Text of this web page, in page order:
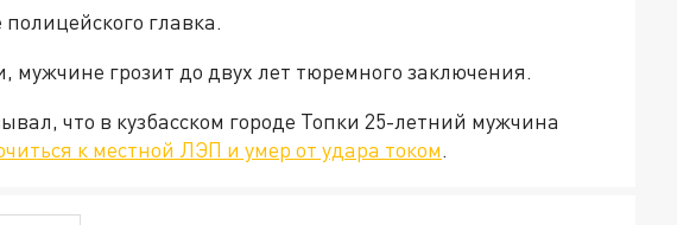
главка.
мужчине грозит до двух лет тюремного заключения.
что в кузбасском городе Топки 25-летний мужчина
к местной ЛЭП и умер от удара током.